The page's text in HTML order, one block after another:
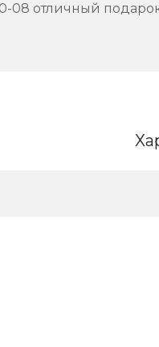
08 отличный